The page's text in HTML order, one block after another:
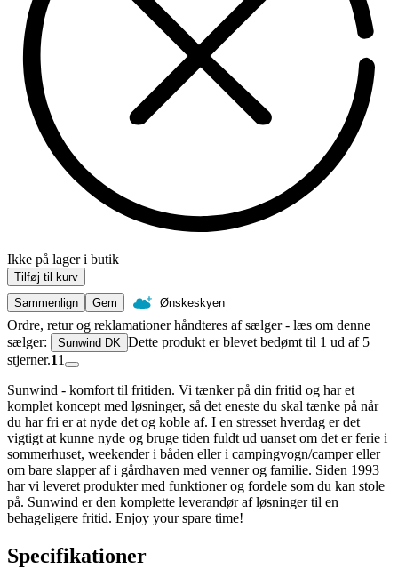
Ikke på lager i butik
Tilføj til kurv
Sammenlign
Gem Ønskeskyen
Ordre, retur og reklamationer håndteres af sælger - læs om denne
sælger:
Sunwind DK Dette produkt er blevet bedømt til 1 ud af 5
stjerner.11
Sunwind - komfort til fritiden. Vi tænker på din fritid og har et
komplet koncept med løsninger, så det eneste du skal tænke på når
du har fri er at nyde det og koble af. I en stresset hverdag er det
vigtigt at kunne nyde og bruge tiden fuldt ud uanset om det er ferie i
sommerhuset, weekender i båden eller i campingvogn/camper eller
om bare slapper af i gårdhaven med venner og familie. Siden 1993
har vi leveret produkter med funktioner og fordele som du kan stole
på. Sunwind er den komplette leverandør af løsninger til en
behageligere fritid. Enjoy your spare time!
Specifikationer